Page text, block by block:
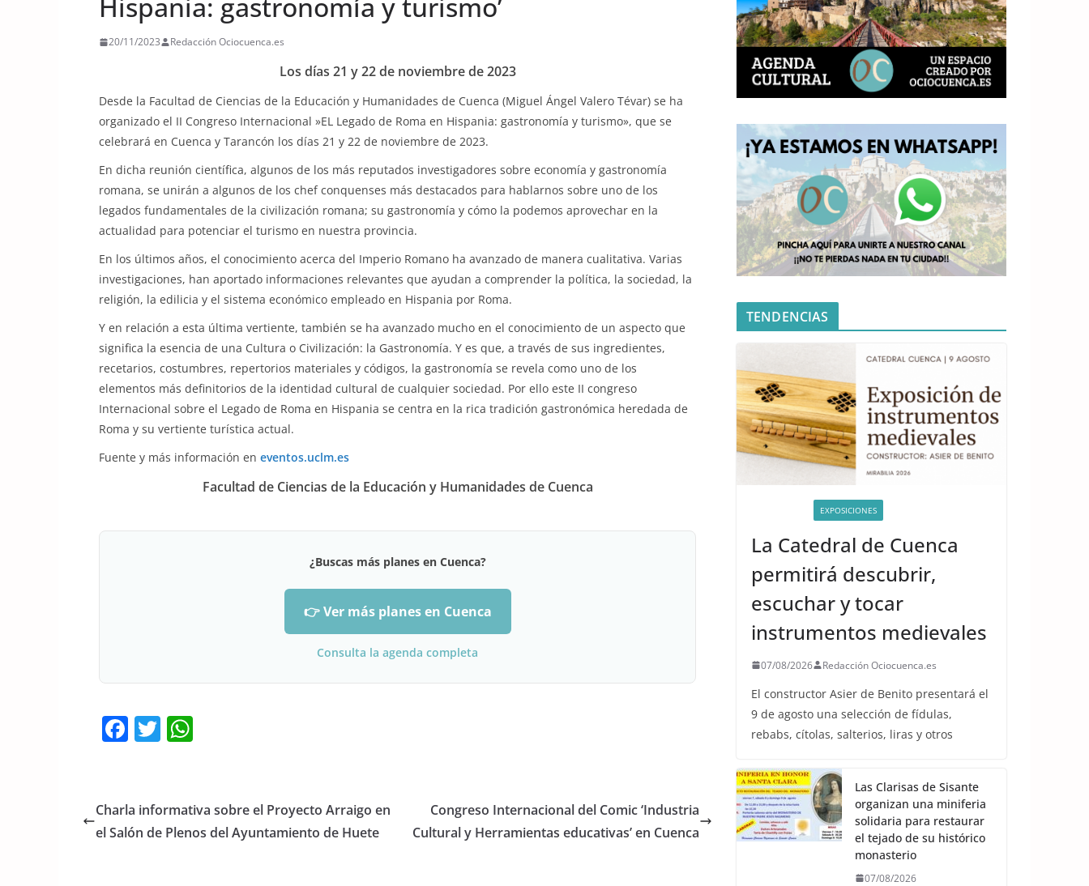
20/11/2023 Redacción Ociocuenca.es
Los días 21 y 22 de noviembre de 2023
Desde la Facultad de Ciencias de la Educación y Humanidades de Cuenca (Miguel Ángel Valero Tévar) se ha
organizado el II Congreso Internacional »EL Legado de Roma en Hispania: gastronomía y turismo», que se
celebrará en Cuenca y Tarancón los días 21 y 22 de noviembre de 2023.
En dicha reunión científica, algunos de los más reputados investigadores sobre economía y gastronomía
romana, se unirán a algunos de los chef conquenses más destacados para hablarnos sobre uno de los
legados fundamentales de la civilización romana; su gastronomía y cómo la podemos aprovechar en la
actualidad para potenciar el turismo en nuestra provincia.
En los últimos años, el conocimiento acerca del Imperio Romano ha avanzado de manera cualitativa. Varias
investigaciones, han aportado informaciones relevantes que ayudan a comprender la política, la sociedad, la
religión, la edilicia y el sistema económico empleado en Hispania por Roma.
Y en relación a esta última vertiente, también se ha avanzado mucho en el conocimiento de un aspecto que
significa la esencia de una Cultura o Civilización: la Gastronomía. Y es que, a través de sus ingredientes,
recetarios, costumbres, repertorios materiales y códigos, la gastronomía se revela como uno de los
elementos más definitorios de la identidad cultural de cualquier sociedad. Por ello este II congreso
Internacional sobre el Legado de Roma en Hispania se centra en la rica tradición gastronómica heredada de
Roma y su vertiente turística actual.
Fuente y más información en eventos.uclm.es
Facultad de Ciencias de la Educación y Humanidades de Cuenca
¿Buscas más planes en Cuenca?
👉 Ver más planes en Cuenca
Consulta la agenda completa
F
e
b
T
er s
A
Charla informativa sobre el Proyecto Arraigo en
el Salón de Plenos del Ayuntamiento de Huete
Congreso Internacional del Comic ‘Industria
Cultural y Herramientas educativas’ en Cuenca
TENDENCIAS
EXPOSICIONES
La Catedral de Cuenca
permitirá descubrir,
escuchar y tocar
instrumentos medievales
07/08/2026 Redacción Ociocuenca.es
El constructor Asier de Benito presentará el
9 de agosto una selección de fídulas,
rebabs, cítolas, salterios, liras y otros
Las Clarisas de Sisante
organizan una miniferia
solidaria para restaurar
el tejado de su histórico
monasterio
07/08/2026